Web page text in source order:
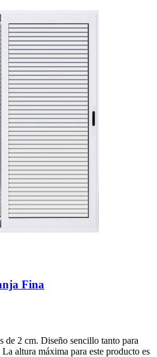
Fina
de 2 cm. Diseño sencillo tanto para
altura máxima para este producto es